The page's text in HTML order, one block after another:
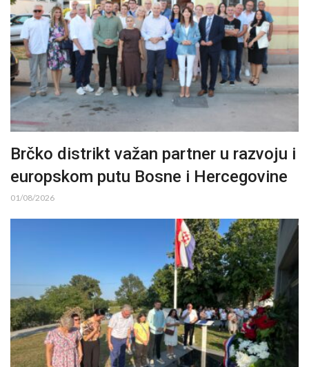
Brčko distrikt važan partner u razvoju i
europskom putu Bosne i Hercegovine
01/08/2026